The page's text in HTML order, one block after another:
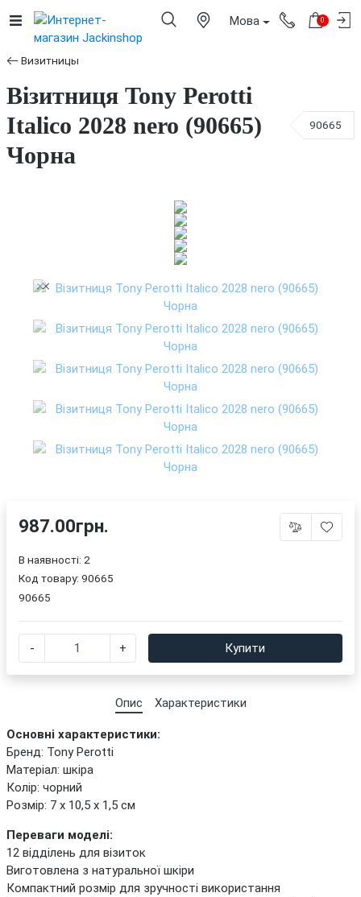
Мова 0
Визитницы
Візитниця Tony Perotti
Italico 2028 nero (90665)
Чорна
90665
Опис Характеристики
Основні характеристики:
Бренд: Tony Perotti
Матеріал: шкіра
Колір: чорний
Розмір: 7 х 10,5 х 1,5 см
Переваги моделі:
12 відділень для візиток
Виготовлена з натуральної шкіри
Компактний розмір для зручності використання
987.00грн.
В наявності: 2
Код товару: 90665
90665
- + Купити